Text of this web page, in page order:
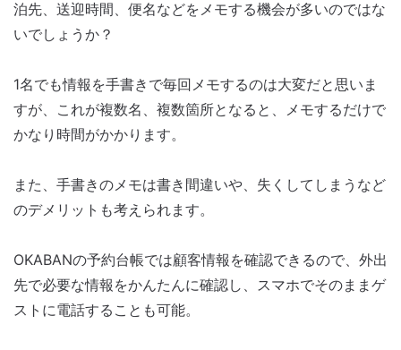
泊先、送迎時間、便名などをメモする機会が多いのではな
いでしょうか？
1名でも情報を手書きで毎回メモするのは大変だと思いま
すが、これが複数名、複数箇所となると、メモするだけで
かなり時間がかかります。
また、手書きのメモは書き間違いや、失くしてしまうなど
のデメリットも考えられます。
OKABANの予約台帳では顧客情報を確認できるので、外出
先で必要な情報をかんたんに確認し、スマホでそのままゲ
ストに電話することも可能。